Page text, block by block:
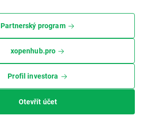
Partnerský program
xopenhub.pro
Profil investora
Otevřít účet